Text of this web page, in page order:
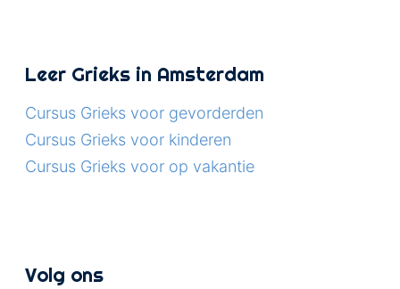
Leer Grieks in Amsterdam
Cursus Grieks voor gevorderden
Cursus Grieks voor kinderen
Cursus Grieks voor op vakantie
Volg ons